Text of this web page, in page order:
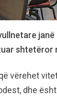
shtetëror
vërehet
dhe